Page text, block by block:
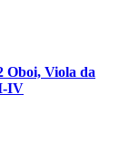
Oboi, Viola da
IV